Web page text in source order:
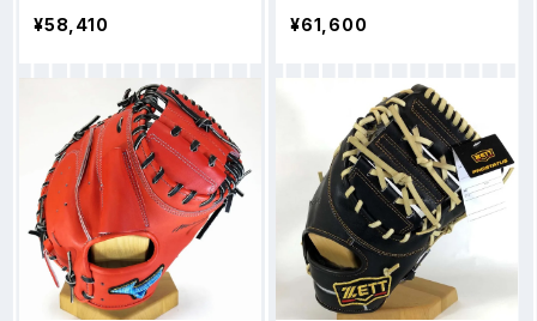
ー/森選手262型
¥58,410
¥61,600